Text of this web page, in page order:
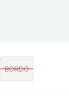
BORDO